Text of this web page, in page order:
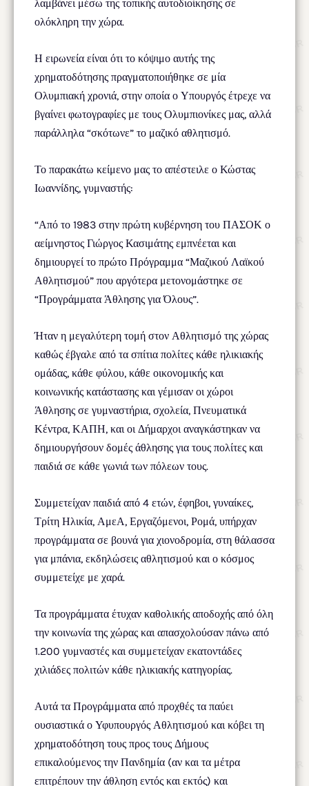
λαμβάνει μέσω της τοπικής αυτοδιοίκησης σε
ολόκληρη την χώρα.
Η ειρωνεία είναι ότι το κόψιμο αυτής της
χρηματοδότησης πραγματοποιήθηκε σε μία
Ολυμπιακή χρονιά, στην οποία ο Υπουργός έτρεχε να
βγαίνει φωτογραφίες με τους Ολυμπιονίκες μας, αλλά
παράλληλα “σκότωνε” το μαζικό αθλητισμό.
Το παρακάτω κείμενο μας το απέστειλε ο Κώστας
Ιωαννίδης, γυμναστής:
“Από το 1983 στην πρώτη κυβέρνηση του ΠΑΣΟΚ ο
αείμνηστος Γιώργος Κασιμάτης εμπνέεται και
δημιουργεί το πρώτο Πρόγραμμα “Μαζικού Λαϊκού
Αθλητισμού” που αργότερα μετονομάστηκε σε
“Προγράμματα Άθλησης για Όλους”.
Ήταν η μεγαλύτερη τομή στον Αθλητισμό της χώρας
καθώς έβγαλε από τα σπίτια πολίτες κάθε ηλικιακής
ομάδας, κάθε φύλου, κάθε οικονομικής και
κοινωνικής κατάστασης και γέμισαν οι χώροι
Άθλησης σε γυμναστήρια, σχολεία, Πνευματικά
Κέντρα, ΚΑΠΗ, και οι Δήμαρχοι αναγκάστηκαν να
δημιουργήσουν δομές άθλησης για τους πολίτες και
παιδιά σε κάθε γωνιά των πόλεων τους.
Συμμετείχαν παιδιά από 4 ετών, έφηβοι, γυναίκες,
Τρίτη Ηλικία, ΑμεΑ, Εργαζόμενοι, Ρομά, υπήρχαν
προγράμματα σε βουνά για χιονοδρομία, στη θάλασσα
για μπάνια, εκδηλώσεις αθλητισμού και ο κόσμος
συμμετείχε με χαρά.
Τα προγράμματα έτυχαν καθολικής αποδοχής από όλη
την κοινωνία της χώρας και απασχολούσαν πάνω από
1.200 γυμναστές και συμμετείχαν εκατοντάδες
χιλιάδες πολιτών κάθε ηλικιακής κατηγορίας.
Αυτά τα Προγράμματα από προχθές τα παύει
ουσιαστικά ο Υφυπουργός Αθλητισμού και κόβει τη
χρηματοδότηση τους προς τους Δήμους
επικαλούμενος την Πανδημία (αν και τα μέτρα
επιτρέπουν την άθληση εντός και εκτός) και